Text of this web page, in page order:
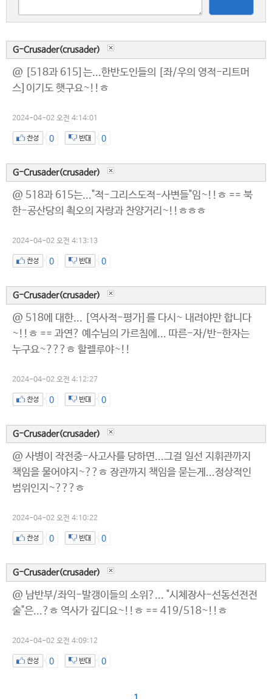
G-Crusader(crusader)
@ [518과 615]는...한반도인들의 [좌/우의 영적-리트머
스]이기도 햇구요~!!ㅎ
2024-04-02 오전 4:14:01
0 0
G-Crusader(crusader)
@ 518과 615는..."적-그리스도적-사변들"임~!!ㅎ == 북
한-공산당의 쵝오의 자랑과 찬양거리~!!ㅎㅎㅎ
2024-04-02 오전 4:13:13
0 0
G-Crusader(crusader)
@ 518에 대한... [역사적-평가]를 다시~ 내려야만 합니다
~!!ㅎ == 과연? 예수님의 가르침에... 따른-자/반-한자는
누구요~???ㅎ 할렐루야~!!
2024-04-02 오전 4:12:27
0 0
G-Crusader(crusader)
@ 사병이 작전중-사고사를 당하면...그걸 일선 지휘관까지
책임을 물어야지~??ㅎ 장관까지 책임을 묻는게...정상적인
범위인지~???ㅎ
2024-04-02 오전 4:10:22
0 0
G-Crusader(crusader)
@ 남반부/좌익-발갱이들의 소위?... "시체장사-선동선전전
술"은...?ㅎ 역사가 깊디요~!!ㅎ == 419/518~!!ㅎ
2024-04-02 오전 4:09:12
0 0